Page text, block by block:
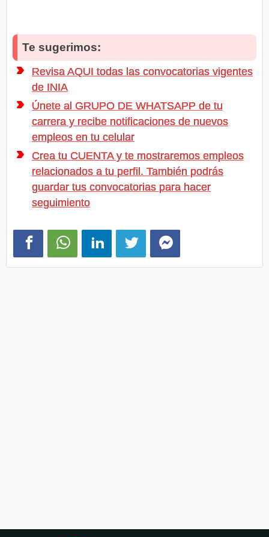
Te sugerimos:
Revisa AQUI todas las convocatorias vigentes
de INIA
Únete al GRUPO DE WHATSAPP de tu
carrera y recibe notificaciones de nuevos
empleos en tu celular
Crea tu CUENTA y te mostraremos empleos
relacionados a tu perfil. También podrás
guardar tus convocatorias para hacer
seguimiento